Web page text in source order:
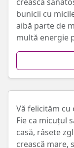
bunicii cu
aibă parte de
multă energie
Vă felicităm cu
Fie ca micuțul
casă, râsete
crească mare,